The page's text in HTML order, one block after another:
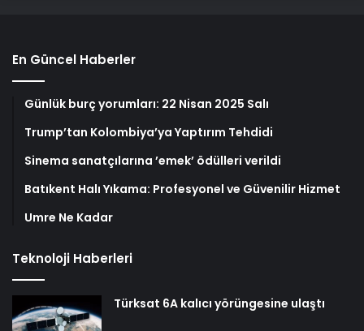
En Güncel Haberler
Günlük burç yorumları: 22 Nisan 2025 Salı
Trump’tan Kolombiya’ya Yaptırım Tehdidi
Sinema sanatçılarına ’emek’ ödülleri verildi
Batıkent Halı Yıkama: Profesyonel ve Güvenilir Hizmet
Umre Ne Kadar
Teknoloji Haberleri
Türksat 6A kalıcı yörüngesine ulaştı